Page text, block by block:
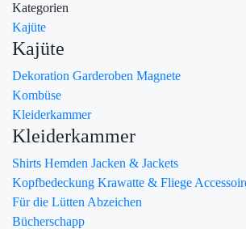
Kategorien
Kajüte
Kajüte
Dekoration Garderoben Magnete
Kombüse
Kleiderkammer
Kleiderkammer
Shirts Hemden Jacken & Jackets
Kopfbedeckung Krawatte & Fliege
Für die Lütten Abzeichen
Bücherschapp